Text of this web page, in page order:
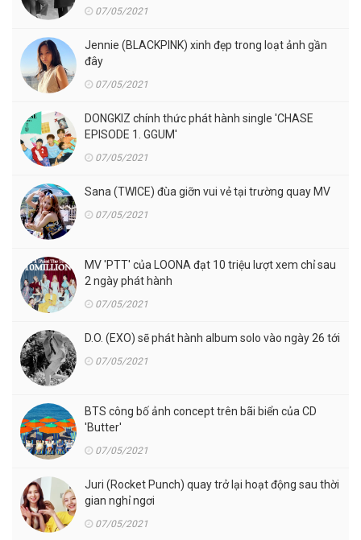
07/05/2021
Jennie (BLACKPINK) xinh đẹp trong loạt ảnh gần
đây
07/05/2021
DONGKIZ chính thức phát hành single 'CHASE
EPISODE 1. GGUM'
07/05/2021
Sana (TWICE) đùa giỡn vui vẻ tại trường quay MV
07/05/2021
MV 'PTT' của LOONA đạt 10 triệu lượt xem chỉ sau
2 ngày phát hành
07/05/2021
D.O. (EXO) sẽ phát hành album solo vào ngày 26 tới
07/05/2021
BTS công bố ảnh concept trên bãi biển của CD
'Butter'
07/05/2021
Juri (Rocket Punch) quay trở lại hoạt động sau thời
gian nghỉ ngơi
07/05/2021